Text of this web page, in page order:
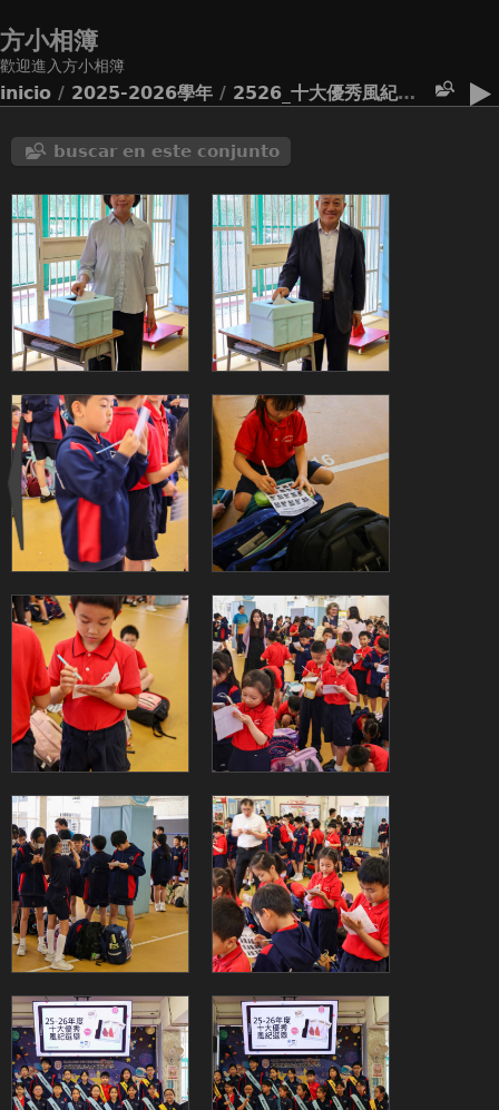
方小相簿
歡迎進入方小相簿
inicio / 2025-2026學年 / 2526_十大優秀風紀選舉
buscar en este conjunto